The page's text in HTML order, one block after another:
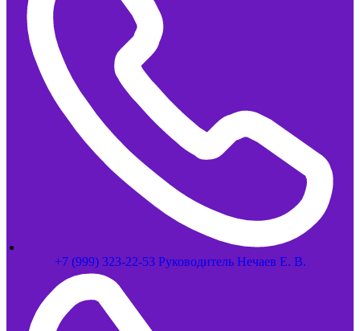
+7 (999) 323-22-53 Руководитель Нечаев Е. В.